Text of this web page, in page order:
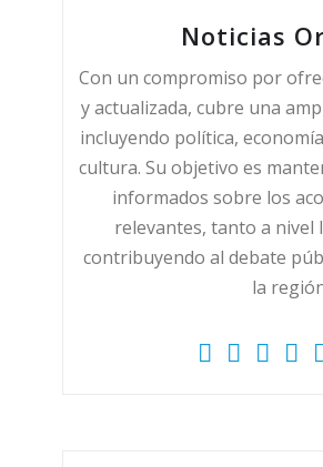
Noticias
Con un compromiso por
y actualizada, cubre una
incluyendo política,
cultura. Su objetivo es
informados sobre los
relevantes, tanto a nivel
contribuyendo al debate
la